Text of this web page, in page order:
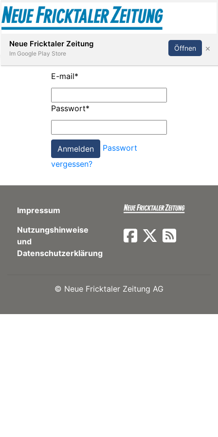
Paper
App
Abonnieren Anmelden
E-mail*
Passwort*
Passwort
vergessen?
Impressum
Nutzungshinweise
und
Datenschutzerklärung
© Neue Fricktaler Zeitung AG
Neue Fricktaler Zeitung
Im Google Play Store
Öffnen ×